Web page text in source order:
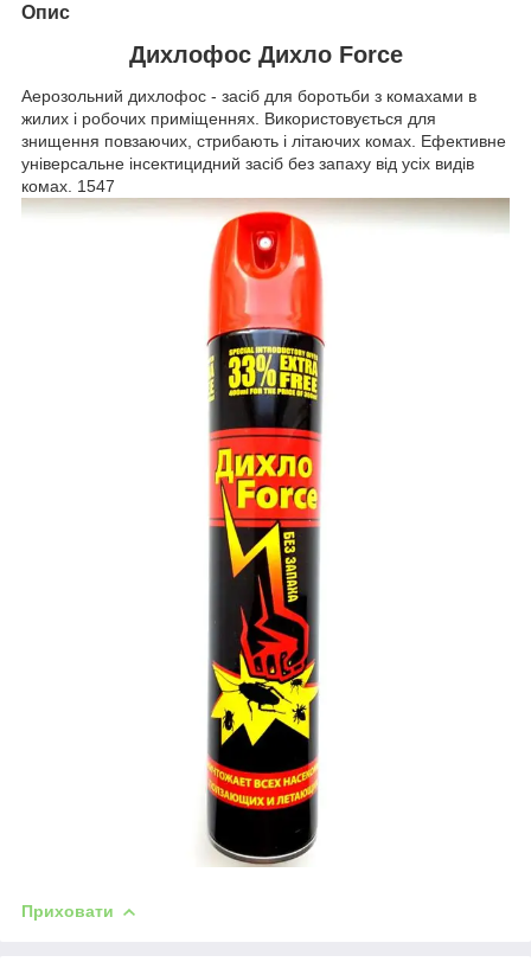
Опис
Дихлофос Дихло Force
Аерозольний дихлофос - засіб для боротьби з комахами в
жилих і робочих приміщеннях. Використовується для
знищення повзаючих, стрибають і літаючих комах. Ефективне
універсальне інсектицидний засіб без запаху від усіх видів
комах. 1547
Приховати